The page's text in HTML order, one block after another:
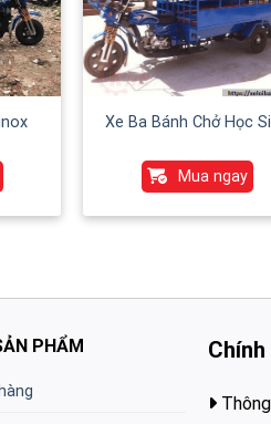
Xe Ba Bánh Chở Học
Mua ngay
PHẨM